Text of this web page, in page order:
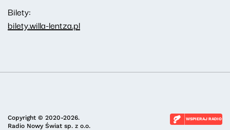
Bilety:
bilety.willa-lentza.pl
Copyright © 2020-2026.
Radio Nowy Świat sp. z o.o.
WSPIERAJ RADIO